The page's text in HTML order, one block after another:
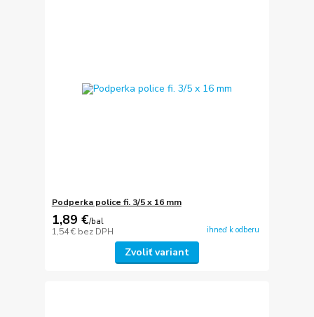
Podperka police fi. 3/5 x 16 mm
1,89 €/bal
1,54 € bez DPH ihneď k odberu
Zvoliť variant